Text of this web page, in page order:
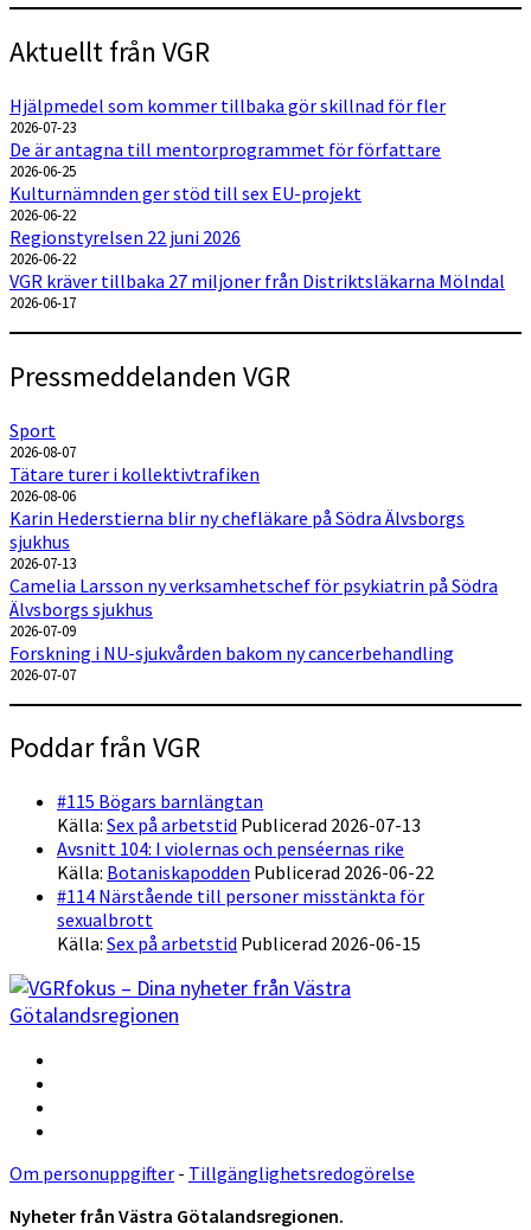
Aktuellt från VGR
Hjälpmedel som kommer tillbaka gör skillnad för fler
2026-07-23
De är antagna till mentorprogrammet för författare
2026-06-25
Kulturnämnden ger stöd till sex EU-projekt
2026-06-22
Regionstyrelsen 22 juni 2026
2026-06-22
VGR kräver tillbaka 27 miljoner från Distriktsläkarna Mölndal
2026-06-17
Pressmeddelanden VGR
Sport
2026-08-07
Tätare turer i kollektivtrafiken
2026-08-06
Karin Hederstierna blir ny chefläkare på Södra Älvsborgs
sjukhus
2026-07-13
Camelia Larsson ny verksamhetschef för psykiatrin på Södra
Älvsborgs sjukhus
2026-07-09
Forskning i NU-sjukvården bakom ny cancerbehandling
2026-07-07
Poddar från VGR
#115 Bögars barnlängtan
Källa: Sex på arbetstid Publicerad 2026-07-13
Avsnitt 104: I violernas och penséernas rike
Källa: Botaniskapodden Publicerad 2026-06-22
#114 Närstående till personer misstänkta för
sexualbrott
Källa: Sex på arbetstid Publicerad 2026-06-15
Om personuppgifter - Tillgänglighetsredogörelse
Nyheter från Västra Götalandsregionen.